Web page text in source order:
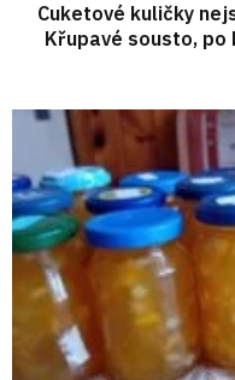
Cuketové kuličky
Křupavé sousto,